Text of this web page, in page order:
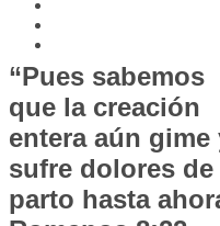
“Pues sabemos
que la creación
entera aún gime
sufre dolores de
parto hasta